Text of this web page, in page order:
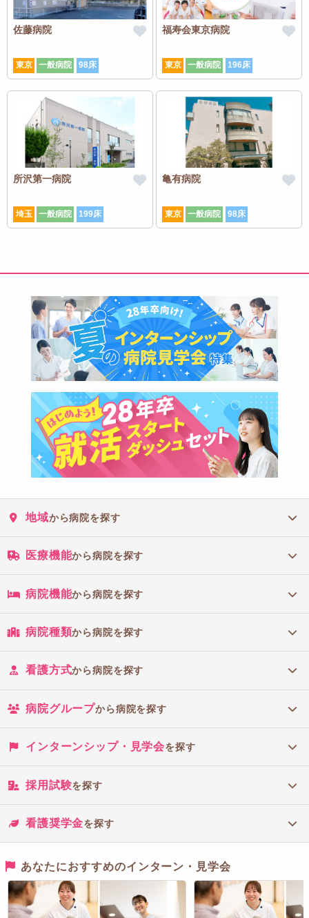
佐藤病院
東京 一般病院 98床
福寿会東京病院
東京 一般病院 196床
所沢第一病院
埼玉 一般病院 199床
亀有病院
東京 一般病院 98床
地域から病院を探す
医療機能から病院を探す
病院機能から病院を探す
病院種類から病院を探す
看護方式から病院を探す
病院グループから病院を探す
インターンシップ・見学会を探す
採用試験を探す
看護奨学金を探す
あなたにおすすめのインターン・見学会